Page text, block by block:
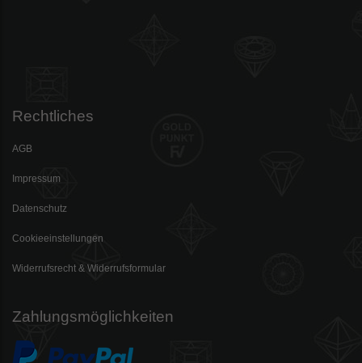
Rechtliches
AGB
Impressum
Datenschutz
Cookieeinstellungen
Widerrufsrecht & Widerrufsformular
Zahlungsmöglichkeiten